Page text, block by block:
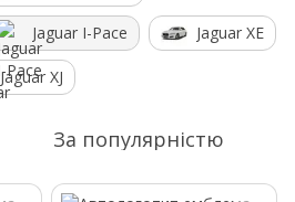
Jaguar I-Pace Jaguar XE
Jaguar XJ
За популярністю